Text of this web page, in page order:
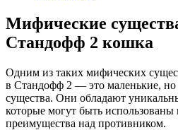
Мифические
Стандофф 2 кошка
Одним из таких мифических
в Стандофф 2 — это маленькие, но
существа. Они обладают
которые могут быть
преимущества над противником.